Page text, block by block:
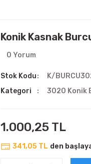
Konik Kasnak
0 Yorum
Stok Kodu
K/
Kategori
3020 Konik
1.000,25 TL
341,05 TL den